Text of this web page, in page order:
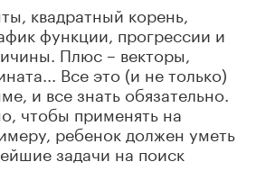
квадратный корень,
функции, прогрессии и
Плюс – векторы,
Все это (и не только)
и все знать обязательно.
чтобы применять на
ребенок должен уметь
задачи на поиск